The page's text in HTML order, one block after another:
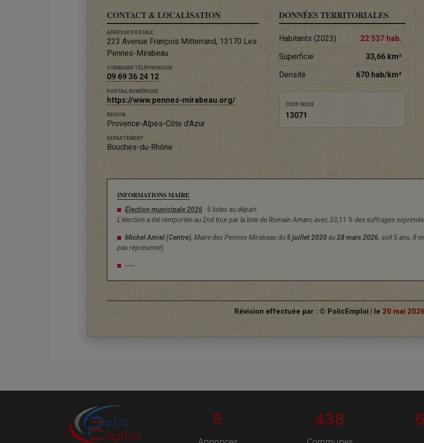
CONTACT & LOCALISATION
ADRESSE POSTALE
223 Avenue François Mitterrand, 13170 Les
Pennes-Mirabeau
STANDARD TÉLÉPHONIQUE
09 69 36 24 12
PORTAIL NUMÉRIQUE
https://www.pennes-mirabeau.org/
RÉGION
Provence-Alpes-Côte d’Azur
DÉPARTEMENT
Bouches-du-Rhône
DONNÉES TERRITORIALES
Habitants (2023)
22 537 hab.
Superficie
33,66 km²
Densité
670 hab/km²
CODE INSEE
13071
INFORMATIONS MAIRE
Élection municipale 2026 : 5 listes au départ.
L’élection a été remportée au 2nd tour par la liste de Romain Amaro avec 33,11 % des suffrages exprimés.
Michel Amiel (Centre), Maire des Pennes-Mirabeau du5 juillet 2020au28 mars 2026, soit 5 ans, 8
pas représenté)
-----
Révision effectuée par : © PolicEmploi | le 20 mai 2026
5 438